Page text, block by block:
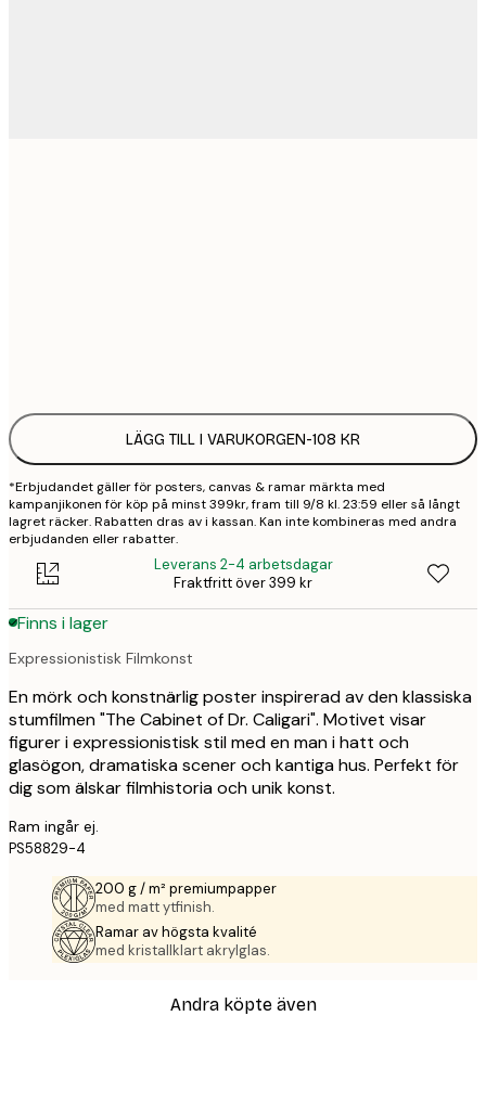
LÄGG TILL I VARUKORGEN-108 KR
*Erbjudandet gäller för posters, canvas & ramar märkta med
kampanjikonen för köp på minst 399kr, fram till 9/8 kl. 23:59 eller så långt
lagret räcker. Rabatten dras av i kassan. Kan inte kombineras med andra
erbjudanden eller rabatter.
Leverans 2-4 arbetsdagar
Fraktfritt över 399 kr
Finns i lager
Expressionistisk Filmkonst
En mörk och konstnärlig poster inspirerad av den klassiska
stumfilmen "The Cabinet of Dr. Caligari". Motivet visar
figurer i expressionistisk stil med en man i hatt och
glasögon, dramatiska scener och kantiga hus. Perfekt för
dig som älskar filmhistoria och unik konst.
Ram ingår ej.
PS58829-4
200 g / m² premiumpapper
med matt ytfinish.
Ramar av högsta kvalité
med kristallklart akrylglas.
Andra köpte även